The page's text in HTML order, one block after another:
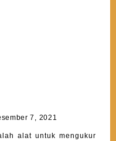
7, 2021
alat untuk mengukur